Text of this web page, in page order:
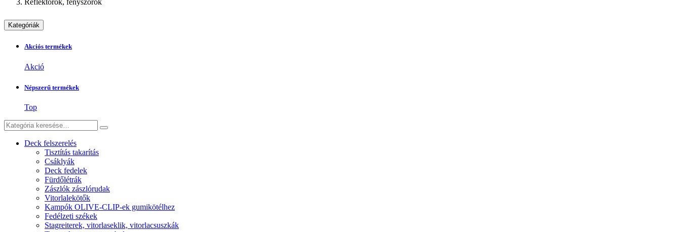
Reflektorok, fényszórók
Kategóriák
Akciós termékek
Akció
Népszerű termékek
Top
Deck felszerelés
Tisztítás takarítás
Csáklyák
Deck fedelek
Fürdőlétrák
Zászlók zászlórudak
Vitorlalekötők
Kampók OLIVE-CLIP-ek gumikötélhez
Fedélzeti székek
Stagreiterek, vitorlaseklik, vitorlacsuszkák